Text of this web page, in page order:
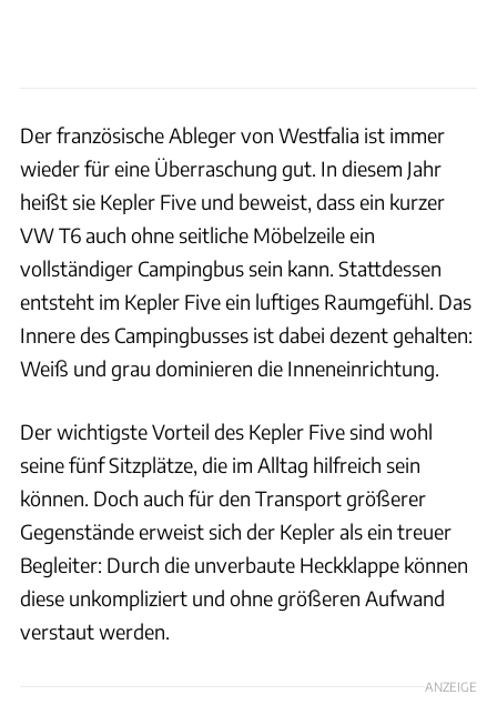
Der französische Ableger von Westfalia ist immer
wieder für eine Überraschung gut. In diesem Jahr
heißt sie Kepler Five und beweist, dass ein kurzer
VW T6 auch ohne seitliche Möbelzeile ein
vollständiger Campingbus sein kann. Stattdessen
entsteht im Kepler Five ein luftiges Raumgefühl. Das
Innere des Campingbusses ist dabei dezent gehalten:
Weiß und grau dominieren die Inneneinrichtung.
Der wichtigste Vorteil des Kepler Five sind wohl
seine fünf Sitzplätze, die im Alltag hilfreich sein
können. Doch auch für den Transport größerer
Gegenstände erweist sich der Kepler als ein treuer
Begleiter: Durch die unverbaute Heckklappe können
diese unkompliziert und ohne größeren Aufwand
verstaut werden.
ANZEIGE